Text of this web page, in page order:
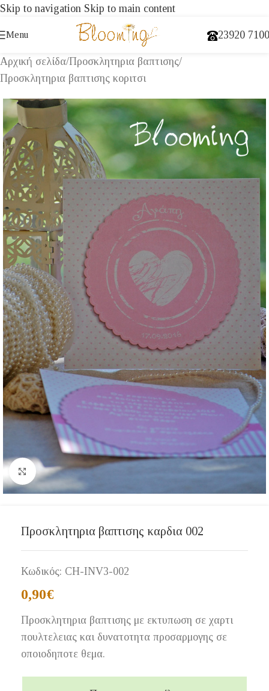
Skip to navigation Skip to main content
Menu 23920
Αρχική σελίδα/Προσκλητηρια βαπτισης/
Προσκλητηρια βαπτισης κοριτσι
Click to enlarge
Προσκλητηρια βαπτισης καρδια 002
Κωδικός: CH-INV3-002
0,90€
Προσκλητηρια βαπτισης με εκτυπωση σε χαρτι
πουλτελειας και δυνατοτητα προσαρμογης σε
οποιοδηποτε θεμα.